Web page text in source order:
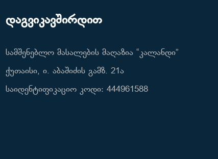
დაგვიკავშირდით
სამშენებლო მასალების მაღაზია “კალანდი”
ქუთაისი, ი. აბაშიძის გამზ. 21ა
საიდენტიფიკაციო კოდი: 444961588